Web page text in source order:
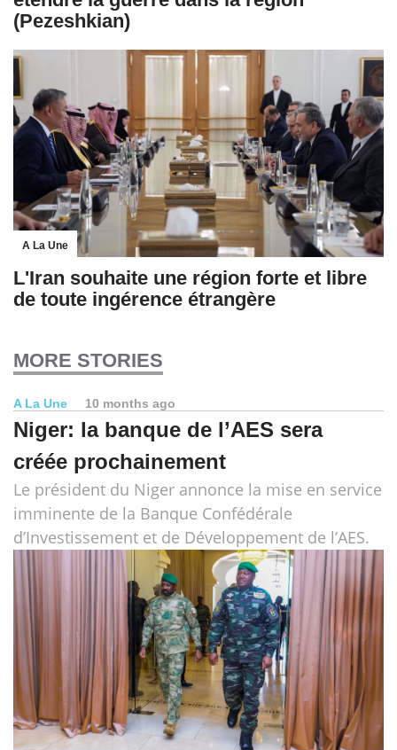
(Pezeshkian)
A La Une
L'Iran souhaite une région forte et libre
de toute ingérence étrangère
MORE STORIES
A La Une 10 months ago
Niger: la banque de l’AES sera
créée prochainement
Le président du Niger annonce la mise en service
imminente de la Banque Confédérale
d’Investissement et de Développement de l’AES.